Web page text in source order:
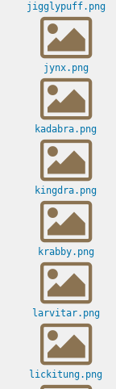
jigglypuff.png
jynx.png
kadabra.png
kingdra.png
krabby.png
larvitar.png
lickitung.png